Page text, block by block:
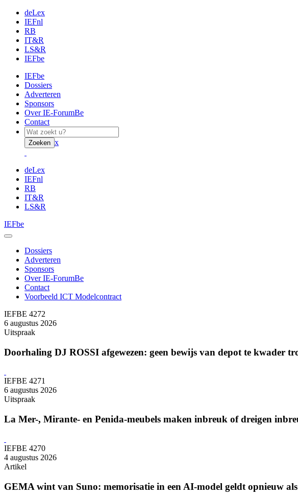
deLex
IEFnl
RB
IT&R
LS&R
IEFbe
IEFbe
Dossiers
Adverteren
Sponsors
Over IE-ForumBe
Contact
Zoeken x
deLex
IEFnl
RB
IT&R
LS&R
IEFbe
Dossiers
Adverteren
Sponsors
Over IE-ForumBe
Contact
Voorbeeld ICT Modelcontract
IEFBE 4272
6 augustus 2026
Uitspraak
Doorhaling DJ ROSSI afgewezen: geen bewijs van depot te kwader
IEFBE 4271
6 augustus 2026
Uitspraak
La Mer-, Mirante- en Penida-meubels maken inbreuk of dreigen
IEFBE 4270
4 augustus 2026
Artikel
GEMA wint van Suno: memorisatie in een AI-model geldt opnieuw